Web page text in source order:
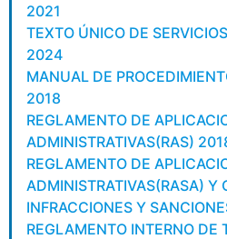
2021
TEXTO ÚNICO DE
2024
MANUAL DE
2018
REGLAMENTO DE
ADMINISTRATIVAS(RAS)
REGLAMENTO DE
ADMINISTRATIVAS(RASA) Y
INFRACCIONES Y
REGLAMENTO INTERNO DE